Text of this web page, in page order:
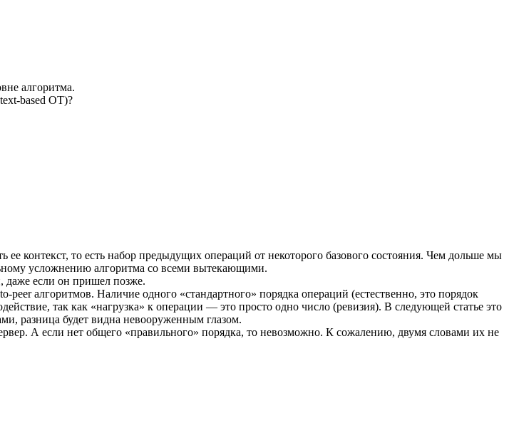
алгоритма.
based OT)?
контекст, то есть набор предыдущих операций от некоторого базового состояния. Чем дольше мы
усложнению алгоритма со всеми вытекающими.
даже если он пришел позже.
peer алгоритмов. Наличие одного «стандартного» порядка операций (естественно, это порядок
так как «нагрузка» к операции — это просто одно число (ревизия). В следующей статье это
разница будет видна невооруженным глазом.
А если нет общего «правильного» порядка, то невозможно. К сожалению, двумя словами их не